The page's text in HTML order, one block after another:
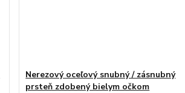
Nerezový oceľový snubný / zásnubný
prsteň zdobený bielym očkom